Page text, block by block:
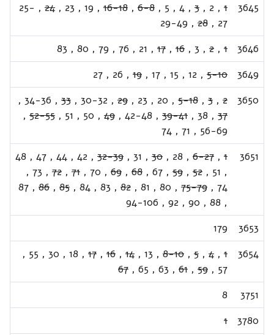
3645
1
,
2
,
3
,
4
,
5
,
6-8
,
16-18
,
19
,
23
,
24
,
25-
27
,
28
,
29-49
3646
1
,
2
,
3
,
16
,
17
,
21
,
76
,
79
,
80
,
83
3649
5-10
,
12
,
15
,
17
,
19
,
26
,
27
3650
2
,
3
,
5-18
,
20
,
23
,
29
,
30-32
,
33
,
34-36
,
37
,
38
,
39-41
,
42-48
,
49
,
50
,
51
,
52-55
,
56-69
,
71
,
74
3651
1
,
6-27
,
28
,
30
,
31
,
32-39
,
42
,
44
,
47
,
48
,
51
,
52
,
59
,
67
,
68
,
69
,
70
,
71
,
72
,
73
,
74
,
75-79
,
80
,
81
,
82
,
83
,
84
,
85
,
86
,
87
,
88
,
90
,
92
,
94-106
3653
179
3654
1
,
4
,
5
,
8-10
,
13
,
14
,
16
,
17
,
18
,
30
,
55
,
57
,
59
,
61
,
63
,
65
,
67
3751
8
3780
1